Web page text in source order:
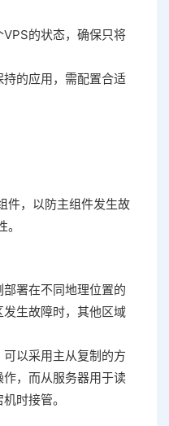
的状态，确保只将
的应用，需配置合适
件，以防主组件发生故
署在不同地理位置的
生故障时，其他区域
以采用主从复制的方
，而从服务器用于读
时接管。